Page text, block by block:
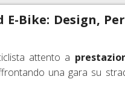
Bike: Design,
attento a
una gara su